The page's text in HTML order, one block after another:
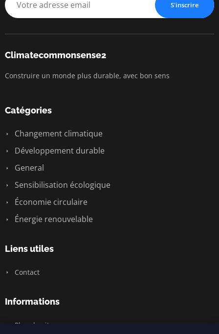
S'inscrire
Climatecommonsense2
Construire un monde plus durable, avec bon sens
Catégories
Changement climatique
Développement durable
General
Sensibilisation écologique
Économie circulaire
Énergie renouvelable
Liens utiles
Contact
Informations
Plan du site